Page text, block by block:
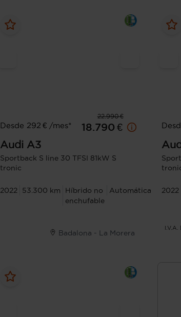
22.990 €
Desde 292 € /mes*
18.790 €
Audi A3
Sportback S line 30 TFSI 81kW S
tronic
2022 53.300 km
Híbrido no
enchufable
Automática
Badalona - La Morera
2022
I.V.A.